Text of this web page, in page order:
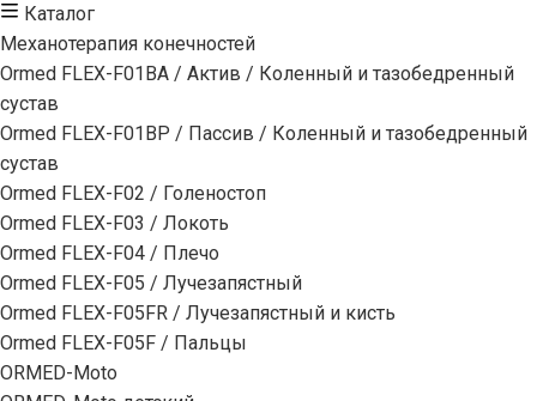
Каталог
Механотерапия конечностей
Ormed FLEX-F01BA / Актив / Коленный и тазобедренный
сустав
Ormed FLEX-F01BP / Пассив / Коленный и тазобедренный
сустав
Ormed FLEX-F02 / Голеностоп
Ormed FLEX-F03 / Локоть
Ormed FLEX-F04 / Плечо
Ormed FLEX-F05 / Лучезапястный
Ormed FLEX-F05FR / Лучезапястный и кисть
Ormed FLEX-F05F / Пальцы
ORMED-Moto